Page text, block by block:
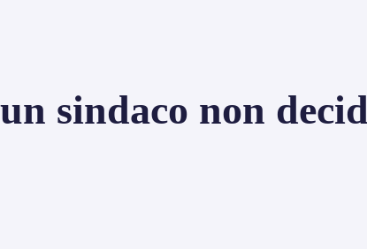
sindaco non